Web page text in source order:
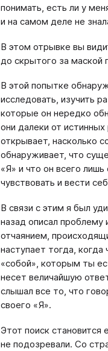
понимать, есть ли у
и на самом деле не
В этом отрывке вы
до скрытого за маской
В этой попытке
исследовать, изучить
которые он нередко
они далеки от
открывает, насколько
обнаруживает, что
«Я» и что он всего
чувствовать и вести
В связи с этим я был
назад описал проблему
отчаянием,
наступает тогда,
«собой», которым ты
несет величайшую
слышал все то, что
своего «Я».
Этот поиск
не подозревали. Со